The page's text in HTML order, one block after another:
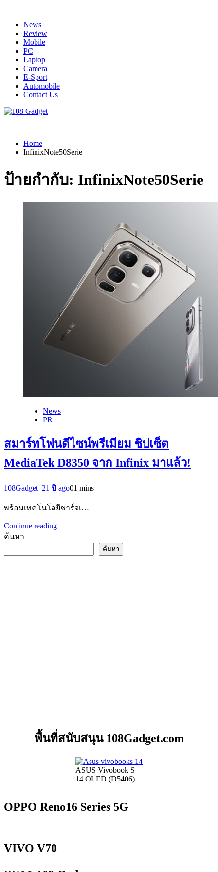
contentNews
Review
Mobile
PC
Laptop
Camera
E-Sport
Automobile
Contact Us
Home
InfinixNote50Serie
ป้ายกำกับ: InfinixNote50Serie
News
PR
สมาร์ทโฟนดีไซน์พรีเมียม ชิปเซ็ต
MediaTek D8350 จาก Infinix มาแล้ว!
108Gadget_21 ปี ago01 mins
พร้อมเทคโนโลยีชาร์จเ…
Continue reading
ค้นหา
ค้นหา
พื้นที่สนับสนุน 108Gadget.com
ASUS Vivobook S
14 OLED (D5406)
OPPO Reno16 Series 5G
VIVO V70